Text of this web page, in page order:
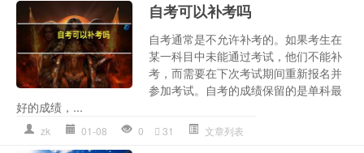
自考可以补考吗
自考通常是不允许补考的。如果考生在
某一科目中未能通过考试，他们不能补
考，而需要在下次考试期间重新报名并
参加考试。自考的成绩保留的是单科最
好的成绩，...
zk 01-08 0 31 文章列表